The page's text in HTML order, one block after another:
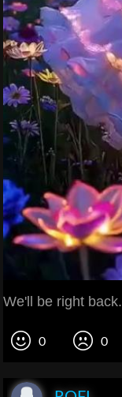
We'll be right back.
0 0